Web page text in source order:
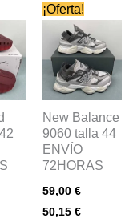
¡Oferta!
New Balance
9060 talla 44
ENVÍO
72HORAS
59,00€
50,15 €
Este
producto
tiene
múltiples
variantes.
Las
opciones
se
elegir
en